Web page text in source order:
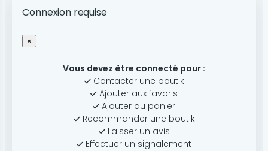
Connexion requise
×
Vous devez être connecté pour :
Contacter une boutik
Ajouter aux favoris
Ajouter au panier
Recommander une boutik
Laisser un avis
Effectuer un signalement